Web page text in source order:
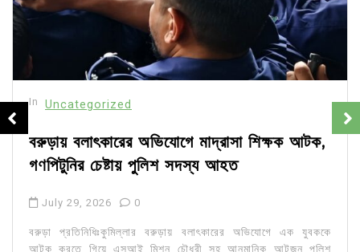
In Uncategorized
বরুড়ায় বলাৎকারের অভিযোগে মাদ্রাসা শিক্ষক আটক,
গণপিটুনির চেষ্টায় পুলিশ সদস্য আহত
July 29, 2026 0
বরুড়া প্রতিনিধিঃকুমিল্লার বরুড়ায় বলাৎকারের অভিযোগে এক যুবককে
আটক করতে গিয়ে এসআই মিশন চৌধুরী সহ আনুমানিক আটজন পুলিশ